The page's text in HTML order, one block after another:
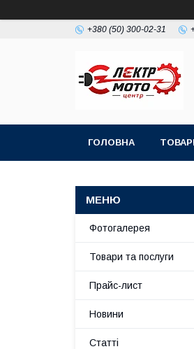
+380 (50) 300-02-31
ГОЛОВНА
Фотогалерея
Товари та послуги
Прайс-лист
Новини
Статті